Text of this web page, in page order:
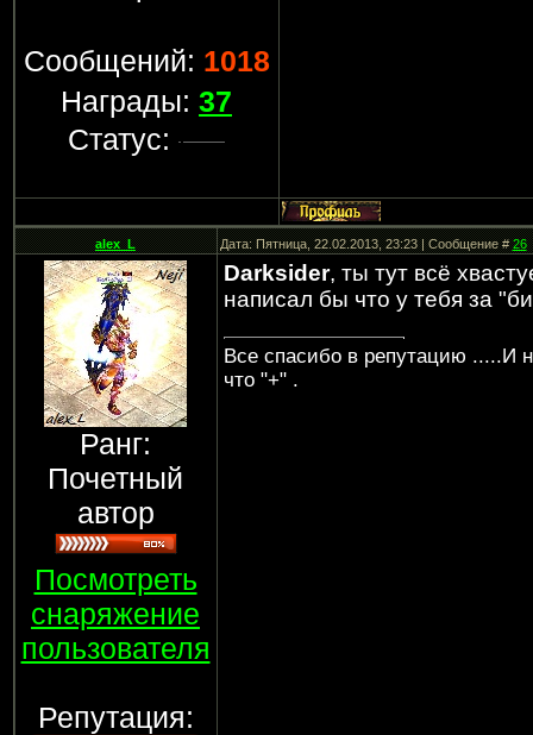
Сообщений: 1018
Награды: 37
Статус:
alex_L Дата: Пятница, 22.02.2013, 23:23 | Сообщение #26
Ранг:
Почетный
автор
Посмотреть
снаряжение
пользователя
Репутация:
Darksider, ты тут всё
написал бы что у тебя за
Все спасибо в репутацию .....И
что "+" .